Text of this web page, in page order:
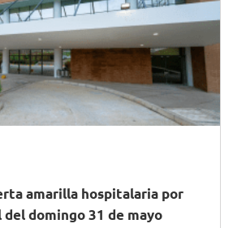
amarilla hospitalaria por
domingo 31 de mayo